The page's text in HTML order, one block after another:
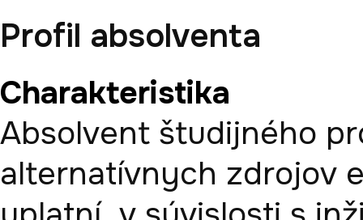
Profil absolventa
Charakteristika
Absolvent študijného
alternatívnych zdrojov